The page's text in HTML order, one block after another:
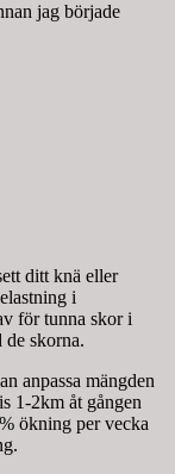
jag började
ditt knä eller
i
för tunna skor i
skorna.
anpassa mängden
1-2km åt gången
ökning per vecka